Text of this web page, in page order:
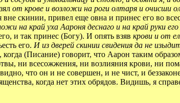
от крове и возложи на роги олтаря и очисши
скинии, привел еще овна и принес его во
на край уха Аароня деснаго и на край руки
и так принес (Богу). И опять взяв крови и от
его. И из дверей скинии свидения да не
(Писание) говорит, что Аарон таким
ни всесожжения, ни возлияния крови, ни
что он и не совершен, и не чист, и
когда нет этих обрядов. Видишь, я